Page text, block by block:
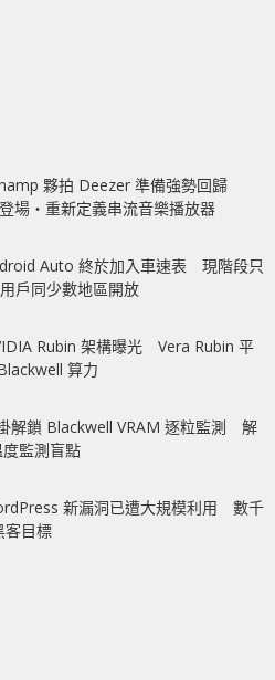
夥拍 Deezer 準備強勢回歸
場‧重新定義串流音樂播放器
Auto 終於加入車速表 現階段只
戶同少數地區開放
Rubin 架構曝光 Vera Rubin 平
算力
解鎖 Blackwell VRAM 逐粒監測 解
監測盲點
新漏洞已遭大規模利用 數千
客目標